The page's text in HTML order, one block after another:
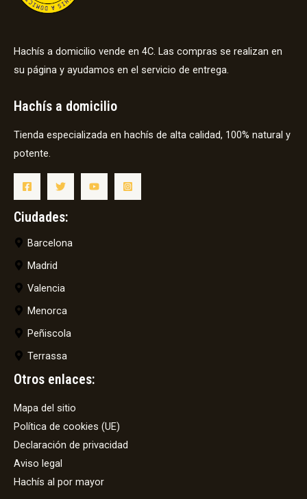
Hachís a domicilio vende en 4C. Las compras se realizan en
su página y ayudamos en el servicio de entrega.
Hachís a domicilio
Tienda especializada en hachís de alta calidad, 100% natural y
potente.
Ciudades:
Barcelona
Madrid
Valencia
Menorca
Peñiscola
Terrassa
Otros enlaces:
Mapa del sitio
Política de cookies (UE)
Declaración de privacidad
Aviso legal
Hachís al por mayor